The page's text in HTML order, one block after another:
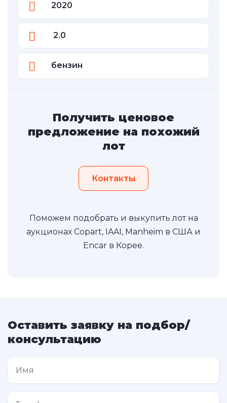
2020
2.0
бензин
Получить ценовое
предложение на похожий
лот
Контакты
Поможем подобрать и выкупить лот на
аукционах Copart, IAAI, Manheim в США и
Encar в Корее.
Оставить заявку на подбор/
консультацию